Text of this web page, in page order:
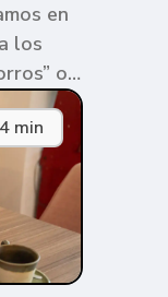
en
los
o
cada
4 min